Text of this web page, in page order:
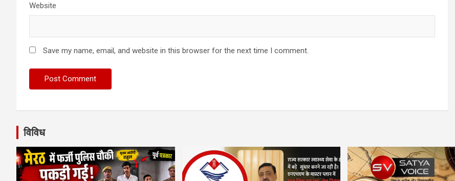
Website
Save my name, email, and website in this browser for the next time I comment.
विविध